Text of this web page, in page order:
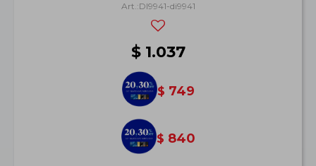
DI9941-di9941
$ 1.037
$ 749
$ 840